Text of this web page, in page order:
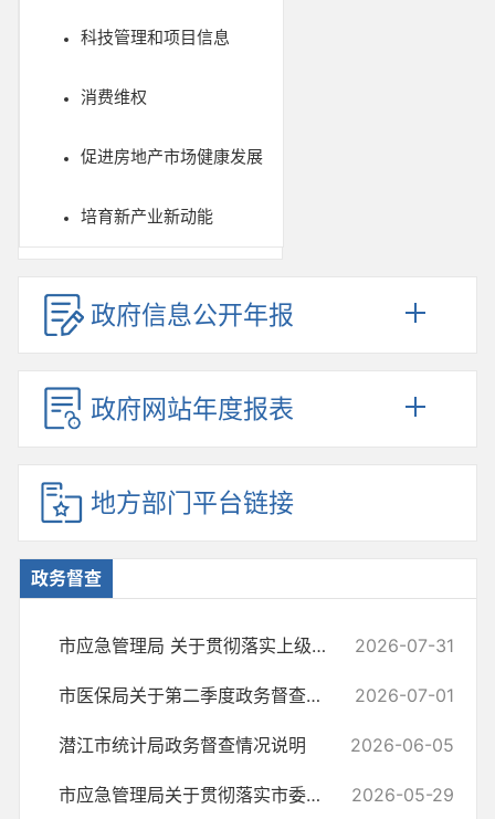
科技管理和项目信息
消费维权
促进房地产市场健康发展
培育新产业新动能
政府信息公开年报
政府网站年度报表
地方部门平台链接
政务督查
市应急管理局 关于贯彻落实上级领导对山西长治市沁源县煤矿瓦斯爆炸事... 2026-07-31
市医保局关于第二季度政务督查情况说明 2026-07-01
潜江市统计局政务督查情况说明 2026-06-05
市应急管理局关于贯彻落实市委常委会第166次会议交办事项清单的情况汇报 2026-05-29